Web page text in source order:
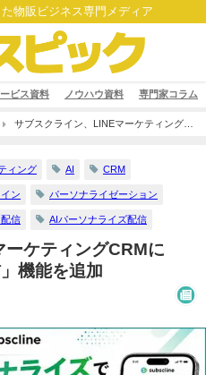
物販ビジネス専門メディア
ビス資料 ノウハウ資料 専門家コラム
サブスクライン、LINEマーケティング
ィング AI CRM
ン パーソナライゼーション
信 AIパーソナライズ配信
ケティングCRMに
機能を追加